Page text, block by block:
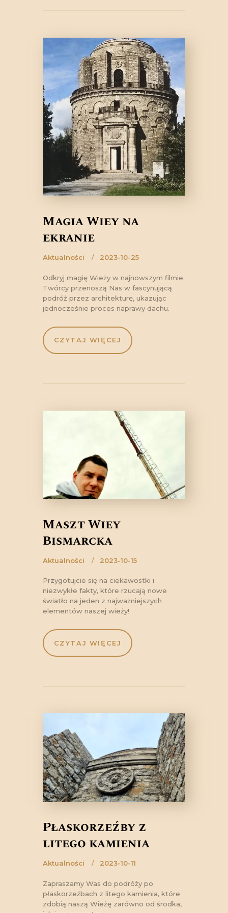
Magia Wieży na
ekranie
Aktualności 2023-10-25
Odkryj magię Wieży w najnowszym filmie.
Twórcy przenoszą Nas w fascynującą
podróż przez architekturę, ukazując
jednocześnie proces naprawy dachu.
CZYTAJ WIĘCEJ
Maszt Wieży
Bismarcka
Aktualności 2023-10-15
Przygotujcie się na ciekawostki i
niezwykłe fakty, które rzucają nowe
światło na jeden z najważniejszych
elementów naszej wieży!
CZYTAJ WIĘCEJ
Płaskorzeźby z
litego kamienia
Aktualności 2023-10-11
Zapraszamy Was do podróży po
płaskorzeźbach z litego kamienia, które
zdobią naszą Wieżę zarówno od środka,